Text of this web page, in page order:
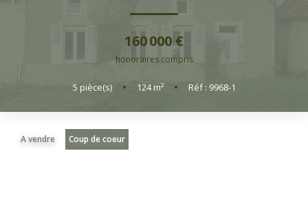
ACHETER
CONTACT
160 000 €
honoraires compris
5 pièce(s) • 124m² • Réf : 9968-1
A vendre Coup de coeur